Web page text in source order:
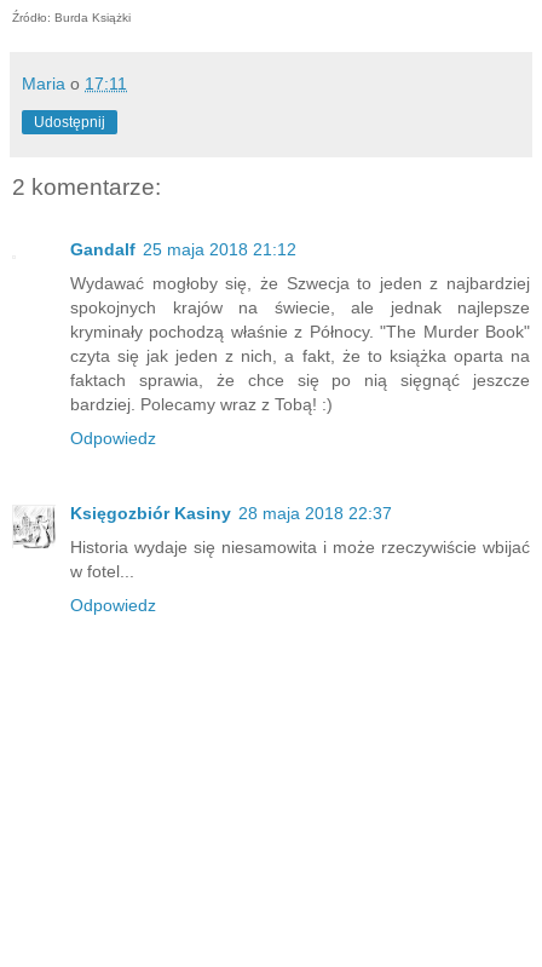
Źródło: Burda Książki
Maria o 17:11
Udostępnij
2 komentarze:
Gandalf 25 maja 2018 21:12
Wydawać mogłoby się, że Szwecja to jeden z najbardziej
spokojnych krajów na świecie, ale jednak najlepsze
kryminały pochodzą właśnie z Północy. "The Murder Book"
czyta się jak jeden z nich, a fakt, że to książka oparta na
faktach sprawia, że chce się po nią sięgnąć jeszcze
bardziej. Polecamy wraz z Tobą! :)
Odpowiedz
Księgozbiór Kasiny 28 maja 2018 22:37
Historia wydaje się niesamowita i może rzeczywiście wbijać
w fotel...
Odpowiedz